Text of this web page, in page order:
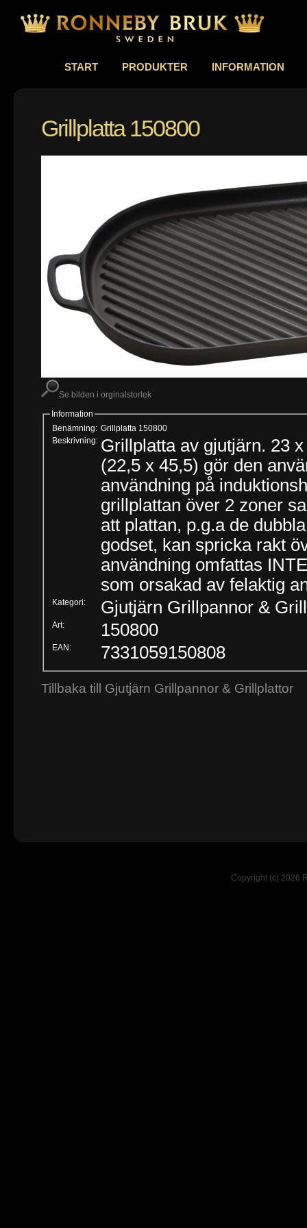
START PRODUKTER INFORMATION
Grillplatta 150800
Se bilden i orginalstorlek
Information
Benämning: Grillplatta 150800
Beskrivning: Grillplatta av gjutjärn. 23
(22,5 x 45,5) gör den
användning på
grillplattan över 2 zoner
att plattan, p.g.a de
godset, kan spricka rakt
användning omfattas
som orsakad av felaktig
Kategori: Gjutjärn Grillpannor &
Art: 150800
EAN: 7331059150808
Tillbaka till Gjutjärn Grillpannor & Grillplattor
Copyright (c) 2026